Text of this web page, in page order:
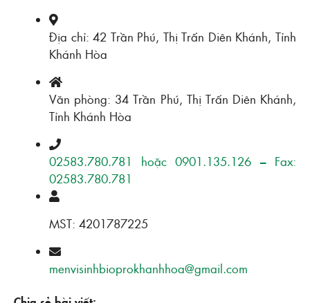
Địa chỉ: 42 Trần Phú, Thị Trấn Diên Khánh, Tỉnh
Khánh Hòa
Văn phòng: 34 Trần Phú, Thị Trấn Diên Khánh,
Tỉnh Khánh Hòa
02583.780.781 hoặc 0901.135.126 – Fax:
02583.780.781
MST: 4201787225
menvisinhbioprokhanhhoa@gmail.com